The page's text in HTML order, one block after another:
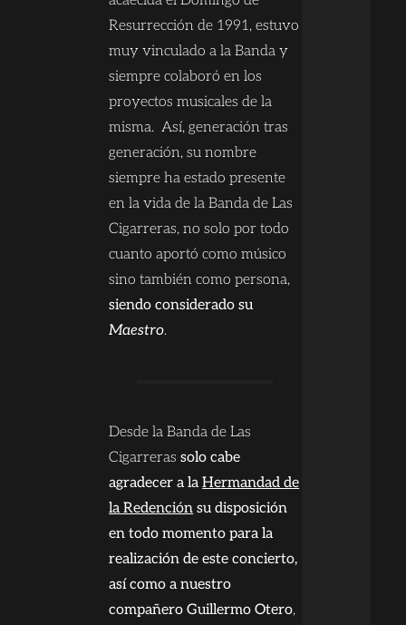
Resurrección de 1991, estuvo
muy vinculado a la Banda y
siempre colaboró en los
proyectos musicales de la
misma. Así, generación tras
generación, su nombre
siempre ha estado presente
en la vida de la Banda de Las
Cigarreras, no solo por todo
cuanto aportó como músico
sino también como persona,
siendo considerado su
Maestro.
Desde la Banda de Las
Cigarrerassolo cabe
agradecer a laHermandad de
la Redención su disposición
en todo momento para la
realización de este concierto,
así como a nuestro
compañero Guillermo Otero,